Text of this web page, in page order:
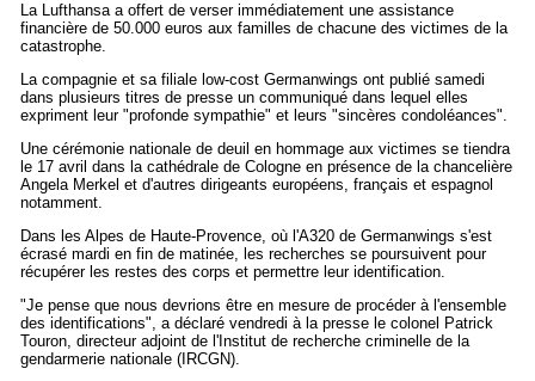
La Lufthansa a offert de verser immédiatement une assistance
financière de 50.000 euros aux familles de chacune des victimes de la
catastrophe.
La compagnie et sa filiale low-cost Germanwings ont publié samedi
dans plusieurs titres de presse un communiqué dans lequel elles
expriment leur "profonde sympathie" et leurs "sincères condoléances".
Une cérémonie nationale de deuil en hommage aux victimes se tiendra
le 17 avril dans la cathédrale de Cologne en présence de la chancelière
Angela Merkel et d'autres dirigeants européens, français et espagnol
notamment.
Dans les Alpes de Haute-Provence, où l'A320 de Germanwings s'est
écrasé mardi en fin de matinée, les recherches se poursuivent pour
récupérer les restes des corps et permettre leur identification.
"Je pense que nous devrions être en mesure de procéder à l'ensemble
des identifications", a déclaré vendredi à la presse le colonel Patrick
Touron, directeur adjoint de l'Institut de recherche criminelle de la
gendarmerie nationale (IRCGN).